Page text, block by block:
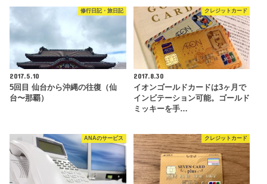
修行日記・旅日記
2017.5.10
5回目 仙台から沖縄の往復（仙
台〜那覇）
クレジットカード
2017.8.30
イオンゴールドカードは3ヶ月で
インビテーション可能。ゴールド
ミッキーを手…
ANAのサービス クレジットカード